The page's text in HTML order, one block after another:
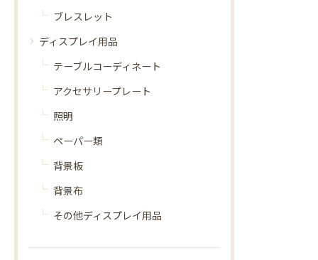
ブレスレット
ディスプレイ用品
テーブルコーディネート
アクセサリープレート
照明
ペーパー類
背景板
背景布
その他ディスプレイ用品